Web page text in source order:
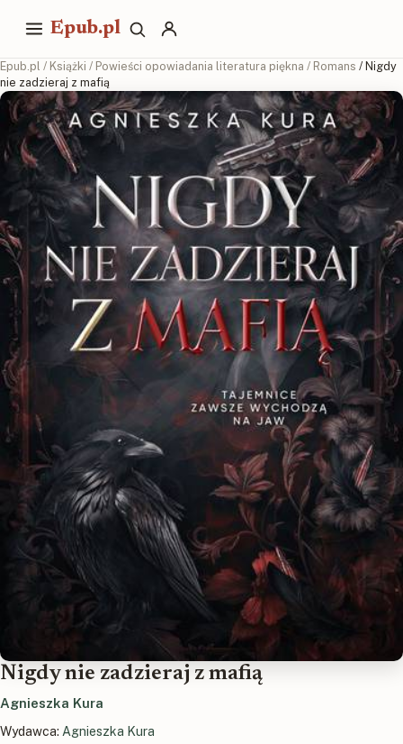
Epub.pl
Epub.pl / Książki / Powieści opowiadania literatura piękna / Romans / Nigdy
nie zadzieraj z mafią
Nigdy nie zadzieraj z mafią
Agnieszka Kura
Wydawca: Agnieszka Kura